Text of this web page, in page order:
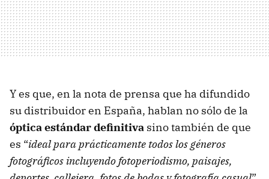
Y es que, en la nota de prensa que ha difundido
su distribuidor en España, hablan no sólo de la
óptica estándar definitiva sino también de que
es “ideal para prácticamente todos los géneros
fotográficos incluyendo fotoperiodismo, paisajes,